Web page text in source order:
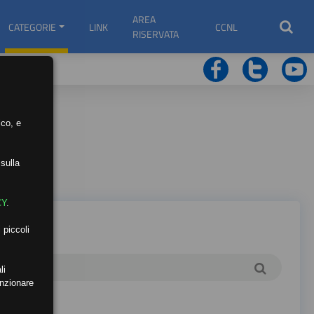
CATEGORIE LINK
AREA
RISERVATA
CCNL
e
.
piccoli